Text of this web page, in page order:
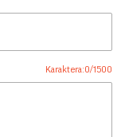
Karaktera:0/1500